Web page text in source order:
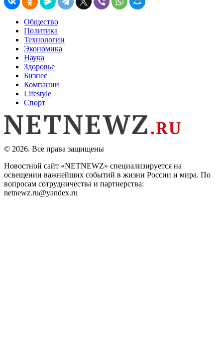
Общество
Политика
Технологии
Экономика
Наука
Здоровье
Бизнес
Компании
Lifestyle
Спорт
© 2026. Все права защищены
Новостной сайт «NETNEWZ» специализируется на
освещении важнейших событий в жизни России и мира. По
вопросам сотрудничества и партнерства:
netnewz.ru@yandex.ru